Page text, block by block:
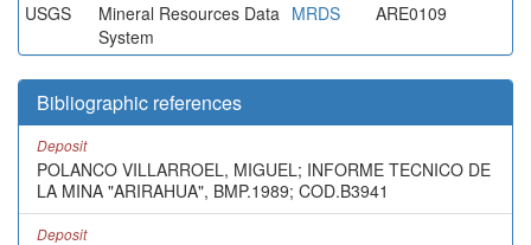
USGS
Mineral Resources Data
System
MRDS ARE0109
Bibliographic references
Deposit
POLANCO VILLARROEL, MIGUEL; INFORME TECNICO DE
LA MINA "ARIRAHUA", BMP.1989; COD.B3941
Deposit